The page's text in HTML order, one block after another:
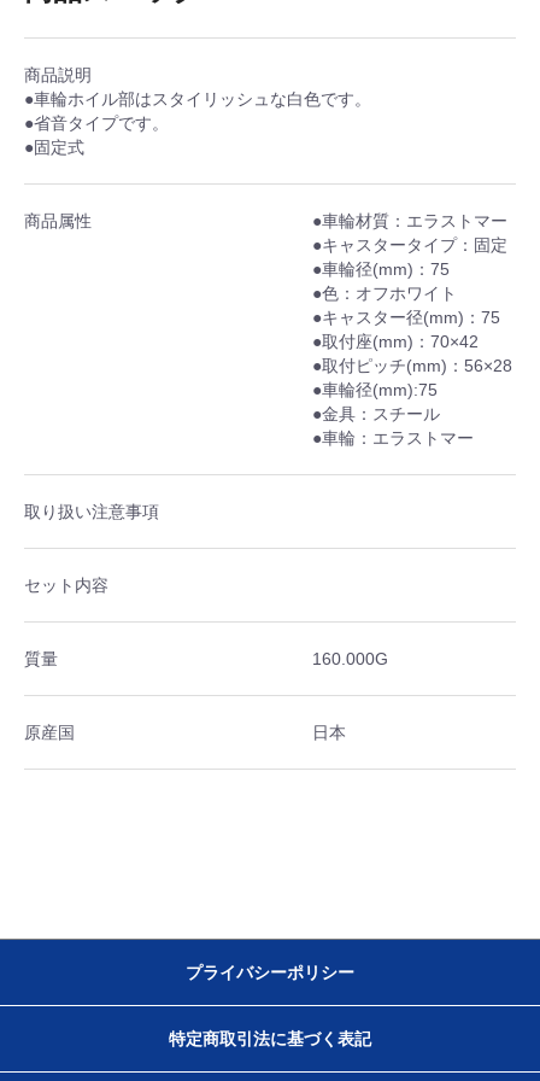
商品説明
●車輪ホイル部はスタイリッシュな白色です。
●省音タイプです。
●固定式
商品属性
●車輪材質：エラストマー
●キャスタータイプ：固定
●車輪径(mm)：75
●色：オフホワイト
●キャスター径(mm)：75
●取付座(mm)：70×42
●取付ピッチ(mm)：56×28
●車輪径(mm):75
●金具：スチール
●車輪：エラストマー
取り扱い注意事項
セット内容
質量 160.000G
原産国 日本
プライバシーポリシー
特定商取引法に基づく表記